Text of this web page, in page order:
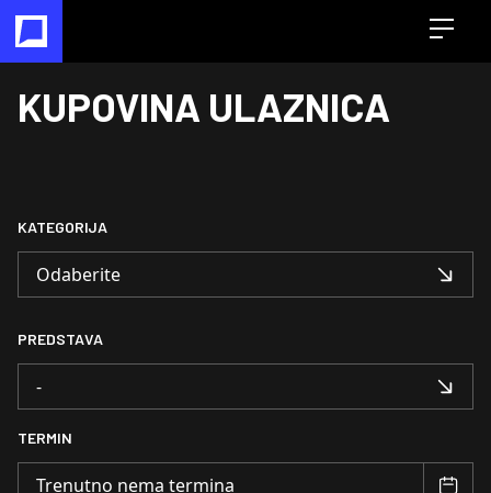
Open
KUPOVINA ULAZNICA
KATEGORIJA
PREDSTAVA
TERMIN